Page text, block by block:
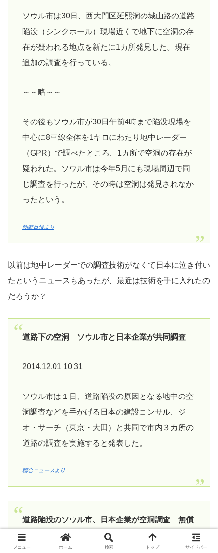
ソウル市は30日、西大門区延熙洞の城山路の道路
陥没（シンクホール）現場近くで地下に空洞の存
在が疑われる地点を新たに1カ所発見した。現在
追加の調査を行っている。
～～略～～
その後もソウル市が30日午前4時まで陥没現場を
中心に8車線全体を1キロにわたり地中レーダー
（GPR）で調べたところ、1カ所で空洞の存在が
疑われた。ソウル市は今年5月にも現場周辺で同
じ調査を行ったが、その時は空洞は発見されなか
ったという。
朝鮮日報より
以前は地中レーダーでの調査技術がなくて日本に泣き付い
たというニュースもあったが、最近は技術を手に入れたの
だろうか？
道路下の空洞 ソウル市と日本企業が共同調査
2014.12.01 10:31
ソウル市は１日、道路陥没の原因となる地中の空
洞調査などを手かげる日本の建設コンサル、ジ
オ・サーチ（東京・大田）と共同で市内３カ所の
道路の調査を実施すると発表した。
聯合ニュースより
道路陥没のソウル市、日本企業が空洞調査 無償
で
メニュー ホーム 検索 トップ サイドバー